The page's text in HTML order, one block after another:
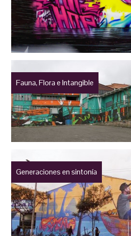
Fauna, Flora e Intangible
Generaciones en sintonía